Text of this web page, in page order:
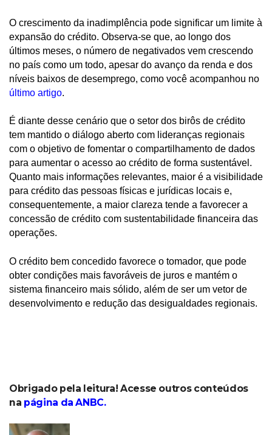
O crescimento da inadimplência pode significar um limite à
expansão do crédito. Observa-se que, ao longo dos
últimos meses, o número de negativados vem crescendo
no país como um todo, apesar do avanço da renda e dos
níveis baixos de desemprego, como você acompanhou no
último artigo.
É diante desse cenário que o setor dos birôs de crédito
tem mantido o diálogo aberto com lideranças regionais
com o objetivo de fomentar o compartilhamento de dados
para aumentar o acesso ao crédito de forma sustentável.
Quanto mais informações relevantes, maior é a visibilidade
para crédito das pessoas físicas e jurídicas locais e,
consequentemente, a maior clareza tende a favorecer a
concessão de crédito com sustentabilidade financeira das
operações.
O crédito bem concedido favorece o tomador, que pode
obter condições mais favoráveis de juros e mantém o
sistema financeiro mais sólido, além de ser um vetor de
desenvolvimento e redução das desigualdades regionais.
Obrigado pela leitura! Acesse outros conteúdos
na página da ANBC.